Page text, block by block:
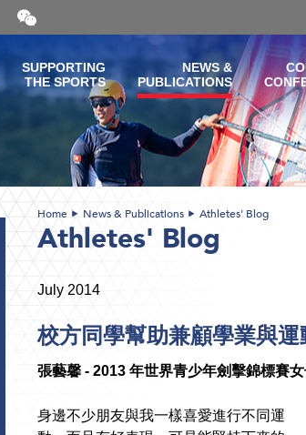
Open
and
WeChat
QR
code
SUPPORTING
THE SPORTS
NEWS &
PUBLICATIONS
Home News & Publications Athletes' Blog
Athletes' Blog
July 2014
校方同學幫助兼顧學業與運
張藝馨 - 2013 年世界青少年劍擊錦標賽
身邊不少朋友與我一樣喜愛進行不同運